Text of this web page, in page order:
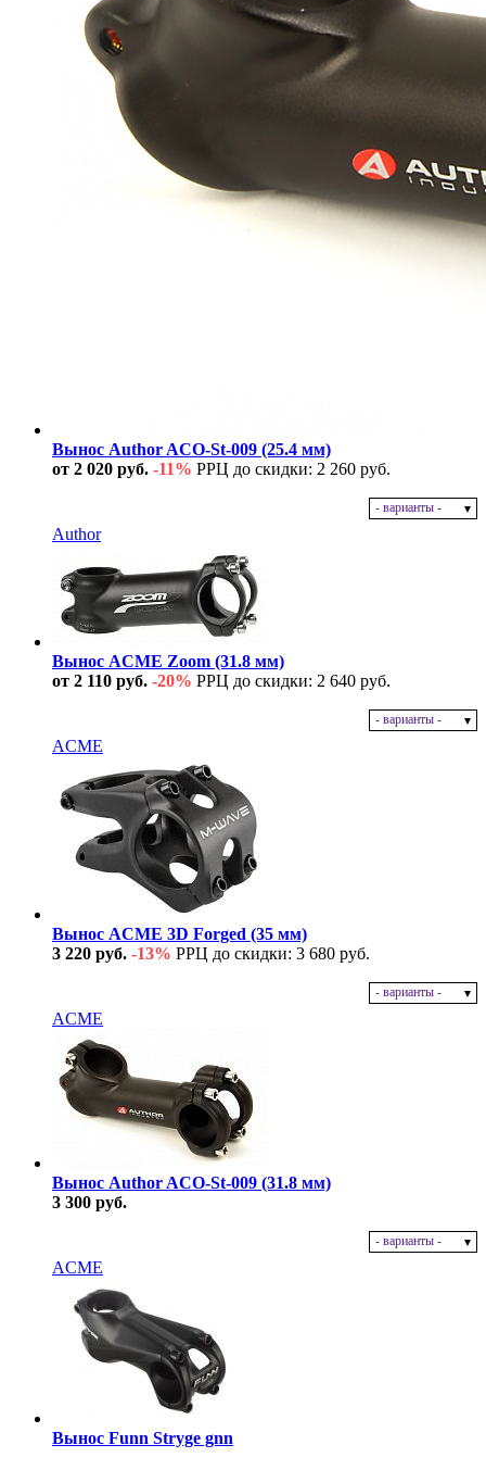
Вынос Author ACO-St-009 (25.4 мм)
от 2 020 руб. -11% РРЦ до скидки: 2 260 руб.
- варианты -
Author
Вынос ACME Zoom (31.8 мм)
от 2 110 руб. -20% РРЦ до скидки: 2 640 руб.
- варианты -
ACME
Вынос ACME 3D Forged (35 мм)
3 220 руб. -13% РРЦ до скидки: 3 680 руб.
- варианты -
ACME
Вынос Author ACO-St-009 (31.8 мм)
3 300 руб.
- варианты -
ACME
Вынос Funn Stryge gnn